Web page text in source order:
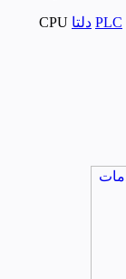
PLC دلتا CPU